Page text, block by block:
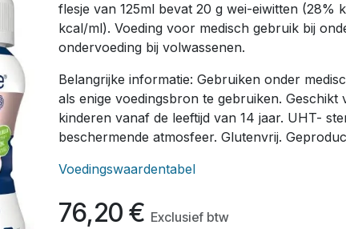
flesje van 125ml bevat 20 g wei-eiwitten (28%
kcal/ml). Voeding voor medisch gebruik bij
ondervoeding bij volwassenen.
Belangrijke informatie: Gebruiken onder
als enige voedingsbron te gebruiken.
kinderen vanaf de leeftijd van 14 jaar. UHT-
beschermende atmosfeer. Glutenvrij.
Voedingswaardentabel
76,20 € Exclusief btw